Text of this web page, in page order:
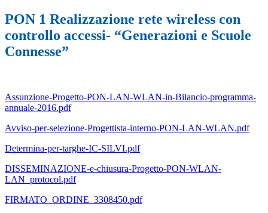
PON 1 Realizzazione rete wireless con
controllo accessi- “Generazioni e Scuole
Connesse”
Assunzione-Progetto-PON-LAN-WLAN-in-Bilancio-programma-
annuale-2016.pdf
Avviso-per-selezione-Progettista-interno-PON-LAN-WLAN.pdf
Determina-per-targhe-IC-SILVI.pdf
DISSEMINAZIONE-e-chiusura-Progetto-PON-WLAN-
LAN_protocol.pdf
FIRMATO_ORDINE_3308450.pdf